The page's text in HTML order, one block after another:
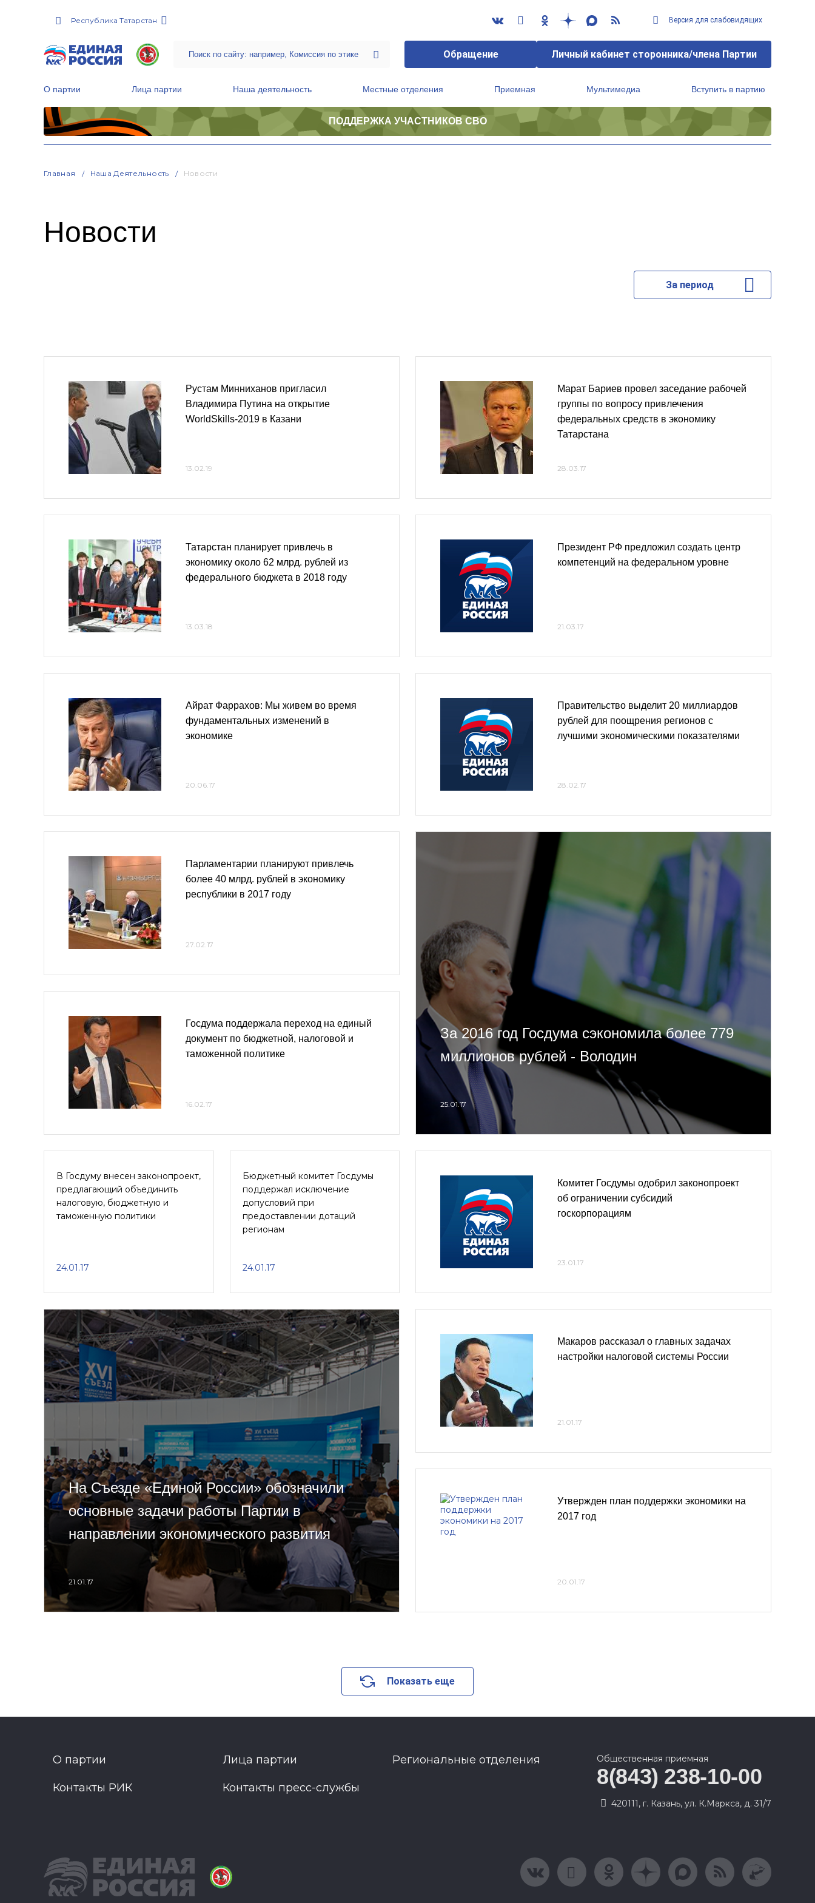
Республика Татарстан Версия для слабовидящих
Обращение Личный кабинет сторонника/члена Партии
О партии Лица партии Наша деятельность Местные отделения Приемная Мультимедиа Вступить в партию
ПОДДЕРЖКА УЧАСТНИКОВ СВО
Главная Наша Деятельность Новости
Новости
За период
Рустам Минниханов пригласил
Владимира Путина на открытие
WorldSkills-2019 в Казани
13.02.19
Татарстан планирует привлечь в
экономику около 62 млрд. рублей из
федерального бюджета в 2018 году
13.03.18
Айрат Фаррахов: Мы живем во время
фундаментальных изменений в
экономике
20.06.17
Марат Бариев провел заседание рабочей
группы по вопросу привлечения
федеральных средств в экономику
Татарстана
28.03.17
Президент РФ предложил создать центр
компетенций на федеральном уровне
21.03.17
Правительство выделит 20 миллиардов
рублей для поощрения регионов с
лучшими экономическими показателями
28.02.17
Парламентарии планируют привлечь
более 40 млрд. рублей в экономику
республики в 2017 году
27.02.17
Госдума поддержала переход на единый
документ по бюджетной, налоговой и
таможенной политике
16.02.17
За 2016 год Госдума сэкономила более 779
миллионов рублей - Володин
25.01.17
В Госдуму внесен законопроект,
предлагающий объединить
налоговую, бюджетную и
таможенную политики
24.01.17
Бюджетный комитет Госдумы
поддержал исключение
допусловий при
предоставлении дотаций
регионам
24.01.17
Комитет Госдумы одобрил законопроект
об ограничении субсидий
госкорпорациям
23.01.17
На Съезде «Единой России» обозначили
основные задачи работы Партии в
направлении экономического развития
21.01.17
Макаров рассказал о главных задачах
настройки налоговой системы России
21.01.17
Утвержден план поддержки экономики на
2017 год
20.01.17
Показать еще
О партии Лица партии Региональные отделения
Контакты РИК Контакты пресс-службы
Общественная приемная
8(843) 238-10-00
420111, г. Казань, ул. К.Маркса, д. 31/7